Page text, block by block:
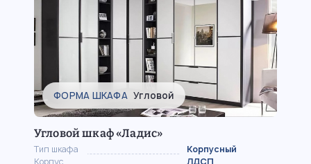
ФОРМА ШКАФА Угловой
Угловой шкаф «Ладис»
Тип шкафа
Корпусный
Корпус
ЛДСП